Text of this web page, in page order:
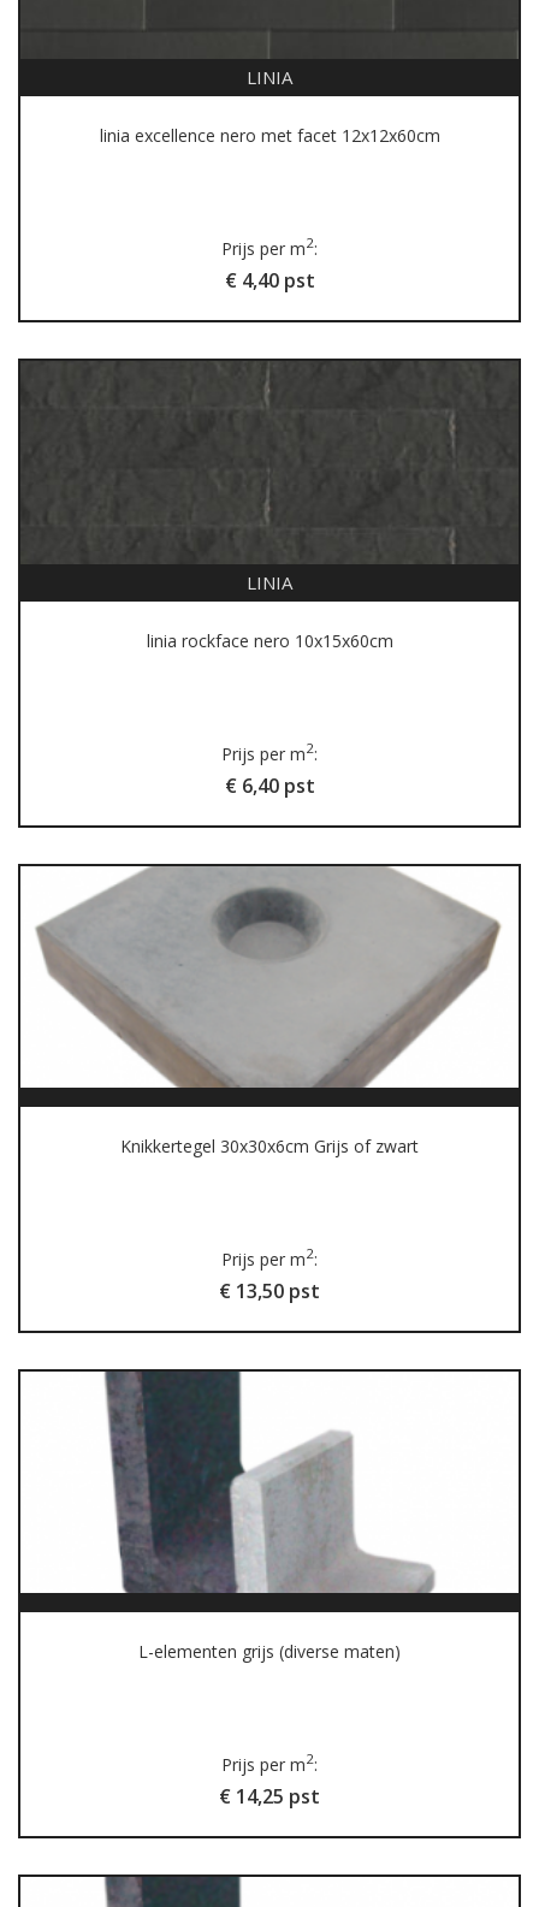
LINIA
linia excellence nero met facet 12x12x60cm
Prijs per m2:
€ 4,40 pst
LINIA
linia rockface nero 10x15x60cm
Prijs per m2:
€ 6,40 pst
Knikkertegel 30x30x6cm Grijs of zwart
Prijs per m2:
€ 13,50 pst
L-elementen grijs (diverse maten)
Prijs per m2:
€ 14,25 pst